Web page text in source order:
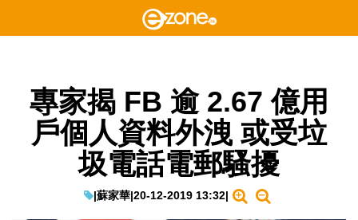
專家揭 FB 逾 2.67 億用
戶個人資料外洩 或受垃
圾電話電郵騷擾
|蘇家華|20-12-2019 13:32|